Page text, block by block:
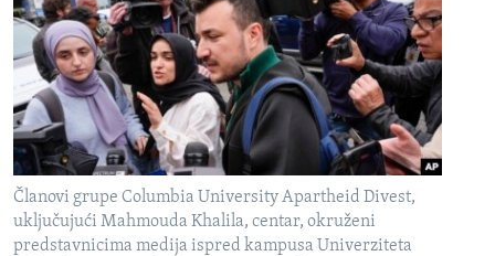
Članovi grupe Columbia University Apartheid Divest,
uključujući Mahmouda Khalila, centar, okruženi
predstavnicima medija ispred kampusa Univerziteta